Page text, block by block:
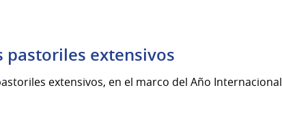
pastoriles extensivos
extensivos, en el marco del Año Internacional